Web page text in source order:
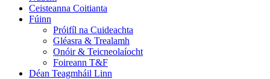
Ceisteanna Coitianta
Fúinn
Próifíl na Cuideachta
Gléasra & Trealamh
Onóir & Teicneolaíocht
Foireann T&F
Déan Teagmháil Linn